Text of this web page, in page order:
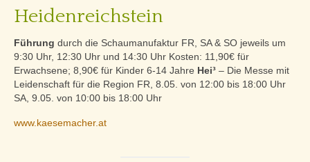
Heidenreichstein
Führung durch die Schaumanufaktur FR, SA & SO jeweils um
9:30 Uhr, 12:30 Uhr und 14:30 Uhr Kosten: 11,90€ für
Erwachsene; 8,90€ für Kinder 6-14 Jahre Hei³ – Die Messe mit
Leidenschaft für die Region FR, 8.05. von 12:00 bis 18:00 Uhr
SA, 9.05. von 10:00 bis 18:00 Uhr
www.kaesemacher.at